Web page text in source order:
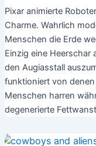
Pixar animierte
Charme. Wahrlich
Menschen die Erde
Einzig eine Heerschar
den Augiasstall
funktioniert von denen
Menschen harren
degenerierte